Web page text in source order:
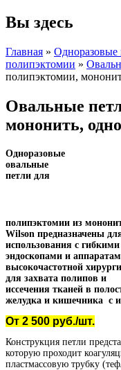
Вы здесь
Главная » Одноразовые
полипэктомии »
полипэктомии,
Овальные
мононить,
Одноразовые
овальные
петли для
полипэктомии из
Wilson предназначены
использования с гибкими
эндоскопами и
высокочастотной
для захвата полипов и
иссечения тканей в
желудка и кишечника с
От 2 500 руб./шт.
Конструкция петли
которую проходит
пластмассовую трубку